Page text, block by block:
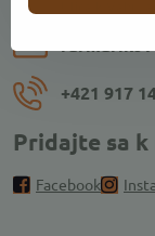
+421 917
Pridajte sa k
Facebook